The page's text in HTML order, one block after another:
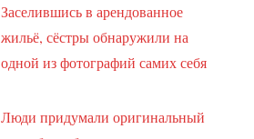
Заселившись в арендованное
жильё, сёстры обнаружили на
одной из фотографий самих себя
Люди придумали оригинальный